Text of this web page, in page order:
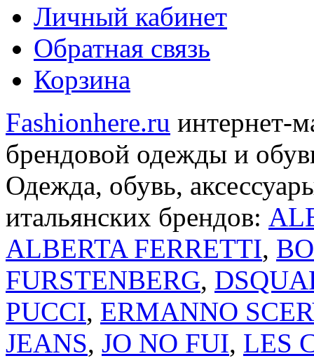
Личный кабинет
Обратная связь
Корзина
Fashionhere.ru интернет-
брендовой одежды и
Одежда, обувь,
итальянских брендов:
ALBERTA FERRETTI,
FURSTENBERG,
PUCCI, ERMANNO
JEANS, JO NO FUI, LES